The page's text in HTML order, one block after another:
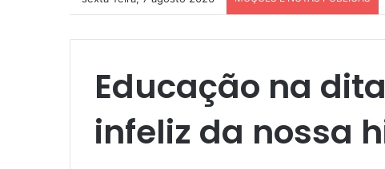
Educação na
infeliz da nossa